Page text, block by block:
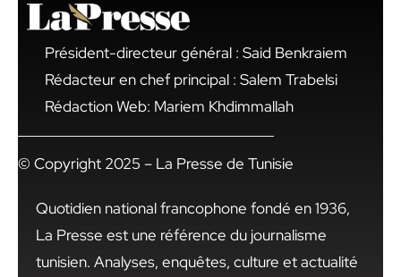
Président-directeur général : Said Benkraiem
Rédacteur en chef principal : Salem Trabelsi
Rédaction Web: Mariem Khdimmallah
© Copyright 2025 – La Presse de Tunisie
Quotidien national francophone fondé en 1936,
La Presse est une référence du journalisme
tunisien. Analyses, enquêtes, culture et actualité